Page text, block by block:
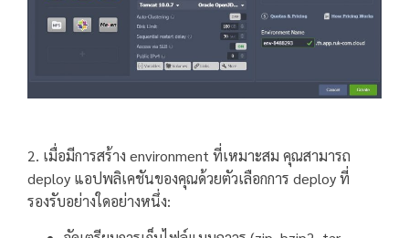
2. เมื่อมีการสร้าง environment ที่เหมาะสม คุณสามารถ
deploy แอปพลิเคชันของคุณด้วยตัวเลือกการ deploy ที่
รองรับอย่างใดอย่างหนึ่ง: